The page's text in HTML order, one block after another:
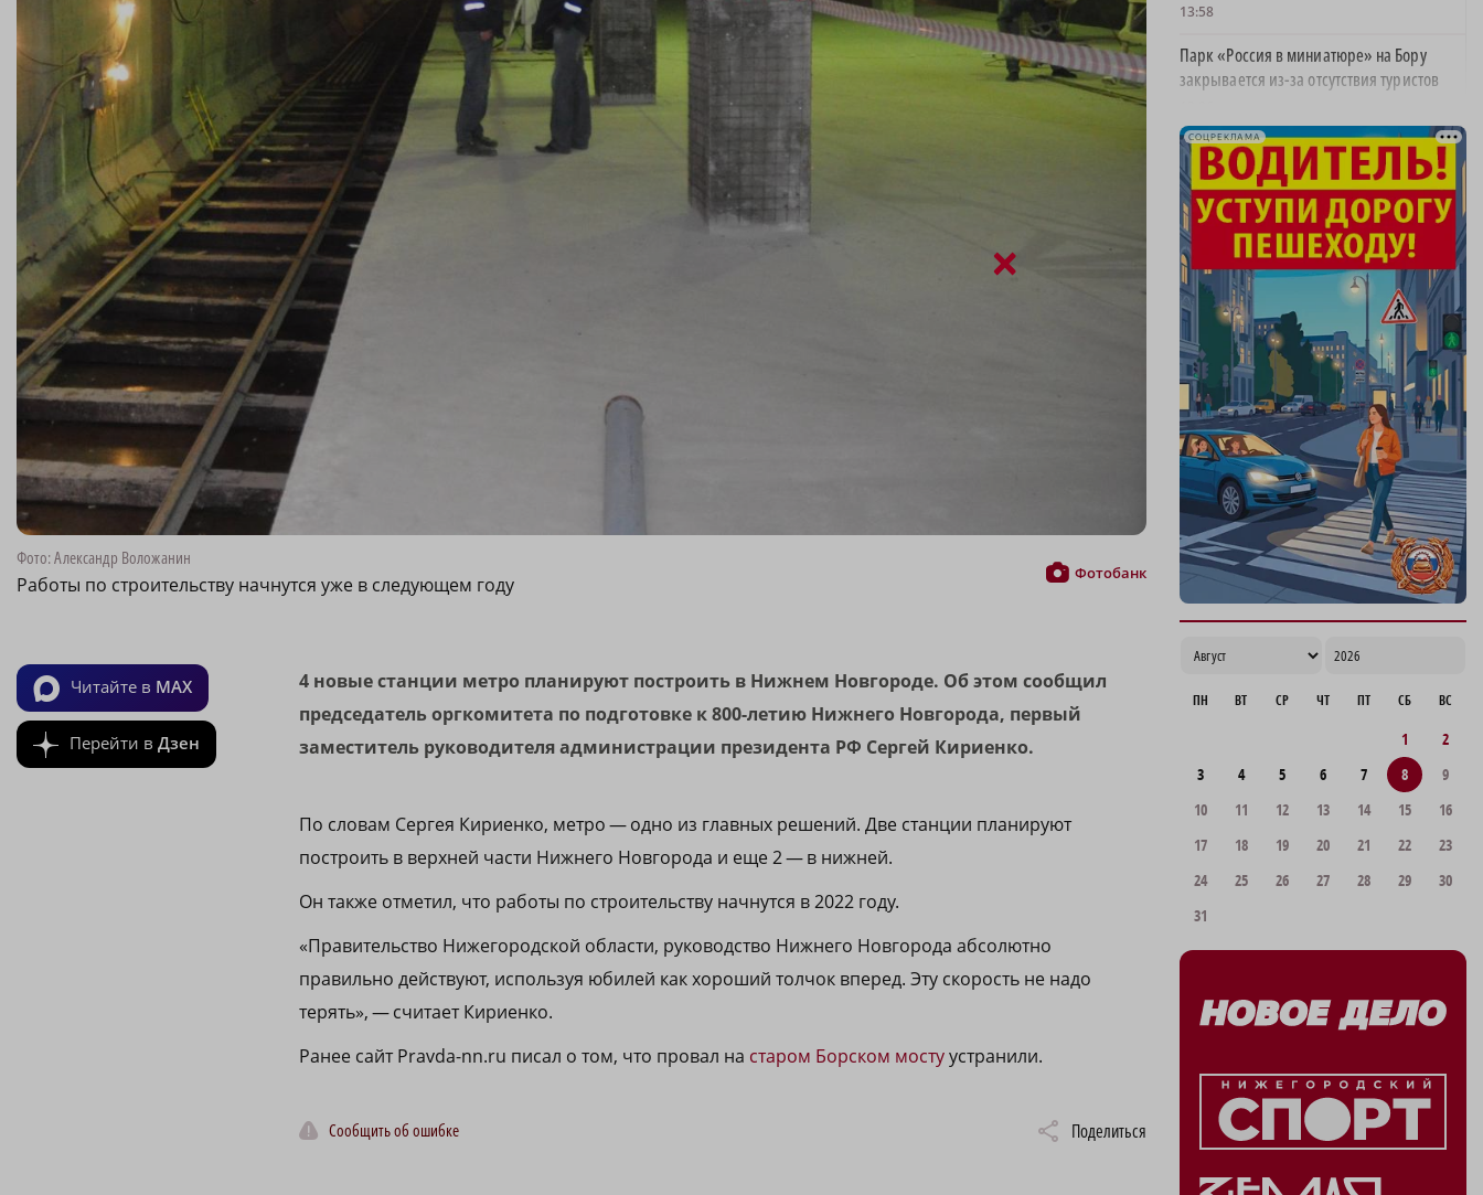
Фото: Александр Воложанин
Работы по строительству начнутся уже в следующем году Фотобанк
Читайте в MAX
Перейти в Дзен
4 новые станции метро планируют построить в Нижнем Новгороде. Об этом сообщил
председатель оргкомитета по подготовке к 800-летию Нижнего Новгорода, первый
заместитель руководителя администрации президента РФ Сергей Кириенко.
По словам Сергея Кириенко, метро — одно из главных решений. Две станции планируют
построить в верхней части Нижнего Новгорода и еще 2 — в нижней.
Он также отметил, что работы по строительству начнутся в 2022 году.
«Правительство Нижегородской области, руководство Нижнего Новгорода абсолютно
правильно действуют, используя юбилей как хороший толчок вперед. Эту скорость не надо
терять», — считает Кириенко.
Ранее сайт Pravda-nn.ru писал о том, что провал на старом Борском мостуустранили.
Сообщить об ошибке Поделиться
×
13:58
Парк «Россия в миниатюре» на Бору
закрывается из-за отсутствия туристов
Найти своего человека: как помогают
питомцам в центре «Планета кошек»
13:00
У нижегородских абитуриентов стали
популярны инженерные направления
12:48
Как помощь людям стала главным делом
жизни для нижегородской студентки
12:47
СОЦРЕКЛАМА
ПН ВТ СР ЧТ ПТ СБ ВС
1
2
3
4 5 6 7 8
9
10
11 12 13 14 15
16
17
18 19 20 21 22
23
24
25 26 27 28 29
30
31